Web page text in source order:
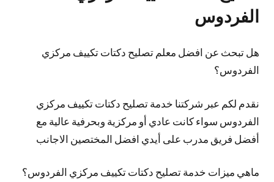
الفردوس
هل تبحث عن افضل معلم تصليح دكتات تكييف مركزي
الفردوس؟
نقدم لكم عبر شركتنا خدمة تصليح دكتات تكييف مركزي
الفردوس سواء كانت عادي أو مركزية وبحرفية عالية مع
أفضل فريق مدرب على أيدي افضل المختصين الاجانب
ماهي ميزات خدمة تصليح دكتات تكييف مركزي الفردوس؟